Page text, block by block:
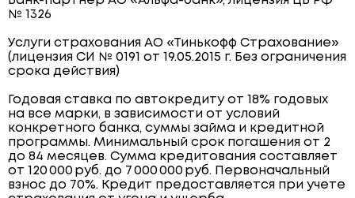
№ 1326
Услуги страхования АО «Тинькофф Страхование»
(лицензия СИ № 0191 от 19.05.2015 г. Без ограничения
срока действия)
Годовая ставка по автокредиту от 18% годовых
на все марки, в зависимости от условий
конкретного банка, суммы займа и кредитной
программы. Минимальный срок погашения от 2
до 84 месяцев. Сумма кредитования составляет
от 120 000 руб. до 7 000 000 руб. Первоначальный
взнос до 70%. Кредит предоставляется при учете